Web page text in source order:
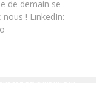
de demain se
! LinkedIn:
LE PREMIER PRIX DE LA